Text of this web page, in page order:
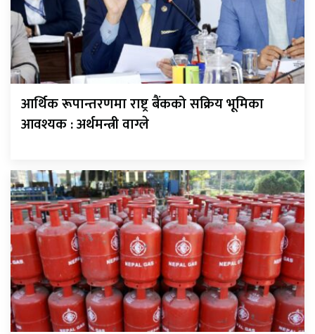
आर्थिक रूपान्तरणमा राष्ट्र बैंकको सक्रिय भूमिका
आवश्यक : अर्थमन्त्री वाग्ले